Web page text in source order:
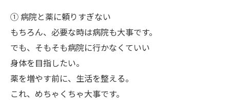
① 病院と薬に頼りすぎない
もちろん、必要な時は病院も大事です。
でも、そもそも病院に行かなくていい
身体を目指したい。
薬を増やす前に、生活を整える。
これ、めちゃくちゃ大事です。